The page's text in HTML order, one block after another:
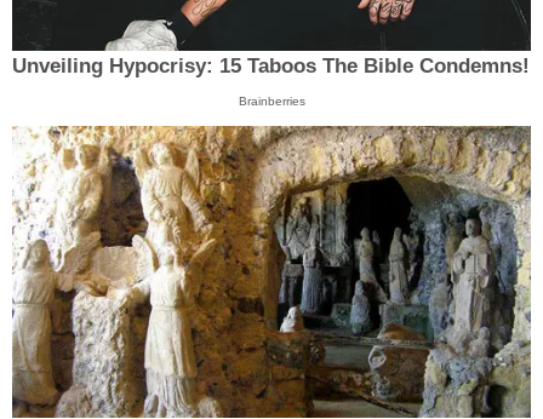
Unveiling Hypocrisy: 15 Taboos The Bible Condemns!
Brainberries